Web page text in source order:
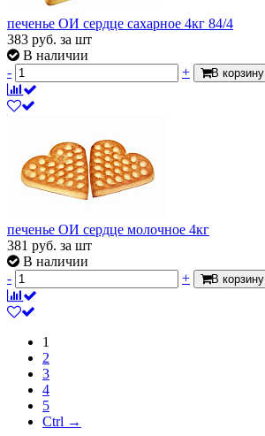
печенье ОИ сердце сахарное 4кг 84/4
383 руб. за шт
В наличии
-
+ В корзину
печенье ОИ сердце молочное 4кг
381 руб. за шт
В наличии
-
+ В корзину
1
2
3
4
5
Ctrl →